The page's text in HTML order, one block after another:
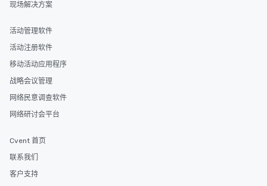
现场解决方案
活动管理软件
活动注册软件
移动活动应用程序
战略会议管理
网络民意调查软件
网络研讨会平台
Cvent 首页
联系我们
客户支持